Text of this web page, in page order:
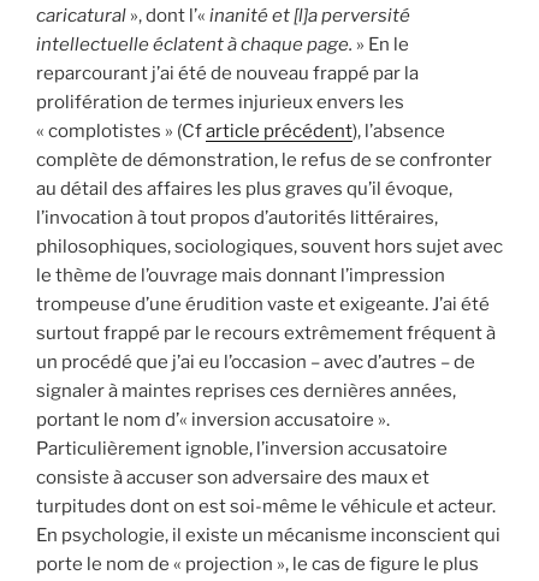
caricatural », dont l’« inanité et [l]a perversité
intellectuelle éclatent à chaque page. » En le
reparcourant j’ai été de nouveau frappé par la
prolifération de termes injurieux envers les
« complotistes » (Cfarticle précédent), l’absence
complète de démonstration, le refus de se confronter
au détail des affaires les plus graves qu’il évoque,
l’invocation à tout propos d’autorités littéraires,
philosophiques, sociologiques, souvent hors sujet avec
le thème de l’ouvrage mais donnant l’impression
trompeuse d’une érudition vaste et exigeante. J’ai été
surtout frappé par le recours extrêmement fréquent à
un procédé que j’ai eu l’occasion – avec d’autres – de
signaler à maintes reprises ces dernières années,
portant le nom d’« inversion accusatoire ».
Particulièrement ignoble, l’inversion accusatoire
consiste à accuser son adversaire des maux et
turpitudes dont on est soi-même le véhicule et acteur.
En psychologie, il existe un mécanisme inconscient qui
porte le nom de « projection », le cas de figure le plus